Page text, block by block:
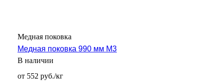
Медная поковка
Медная поковка 990 мм М3
В наличии
от 552 руб./кг